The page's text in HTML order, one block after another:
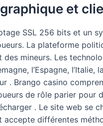
et
SSL 256 bits et un
La plateforme
des mineurs. Les
l’Espagne,
. Brango casino
de rôle parier pour
. Le site web se
accepte différentes